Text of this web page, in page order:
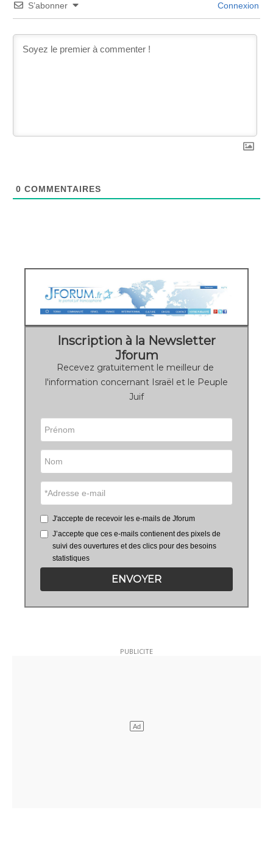
S’abonner Connexion
0 COMMENTAIRES
Inscription à la Newsletter
Jforum
Recevez gratuitement le meilleur de
l'information concernant Israël et le Peuple
Juif
J'accepte de recevoir les e-mails de Jforum
J’accepte que ces e-mails contienent des pixels de
suivi des ouvertures et des clics pour des besoins
statistiques
ENVOYER